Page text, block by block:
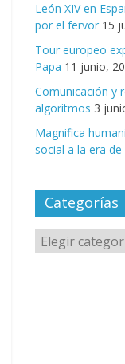
León XIV en
por el fervor 15
Tour europeo
Papa 11 junio,
Comunicación y
algoritmos 3
Magnifica
social a la era de
Categorías